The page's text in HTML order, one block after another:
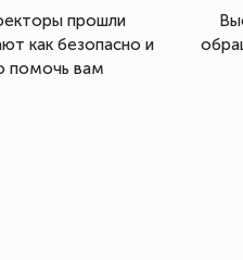
прошли
как безопасно и
помочь вам